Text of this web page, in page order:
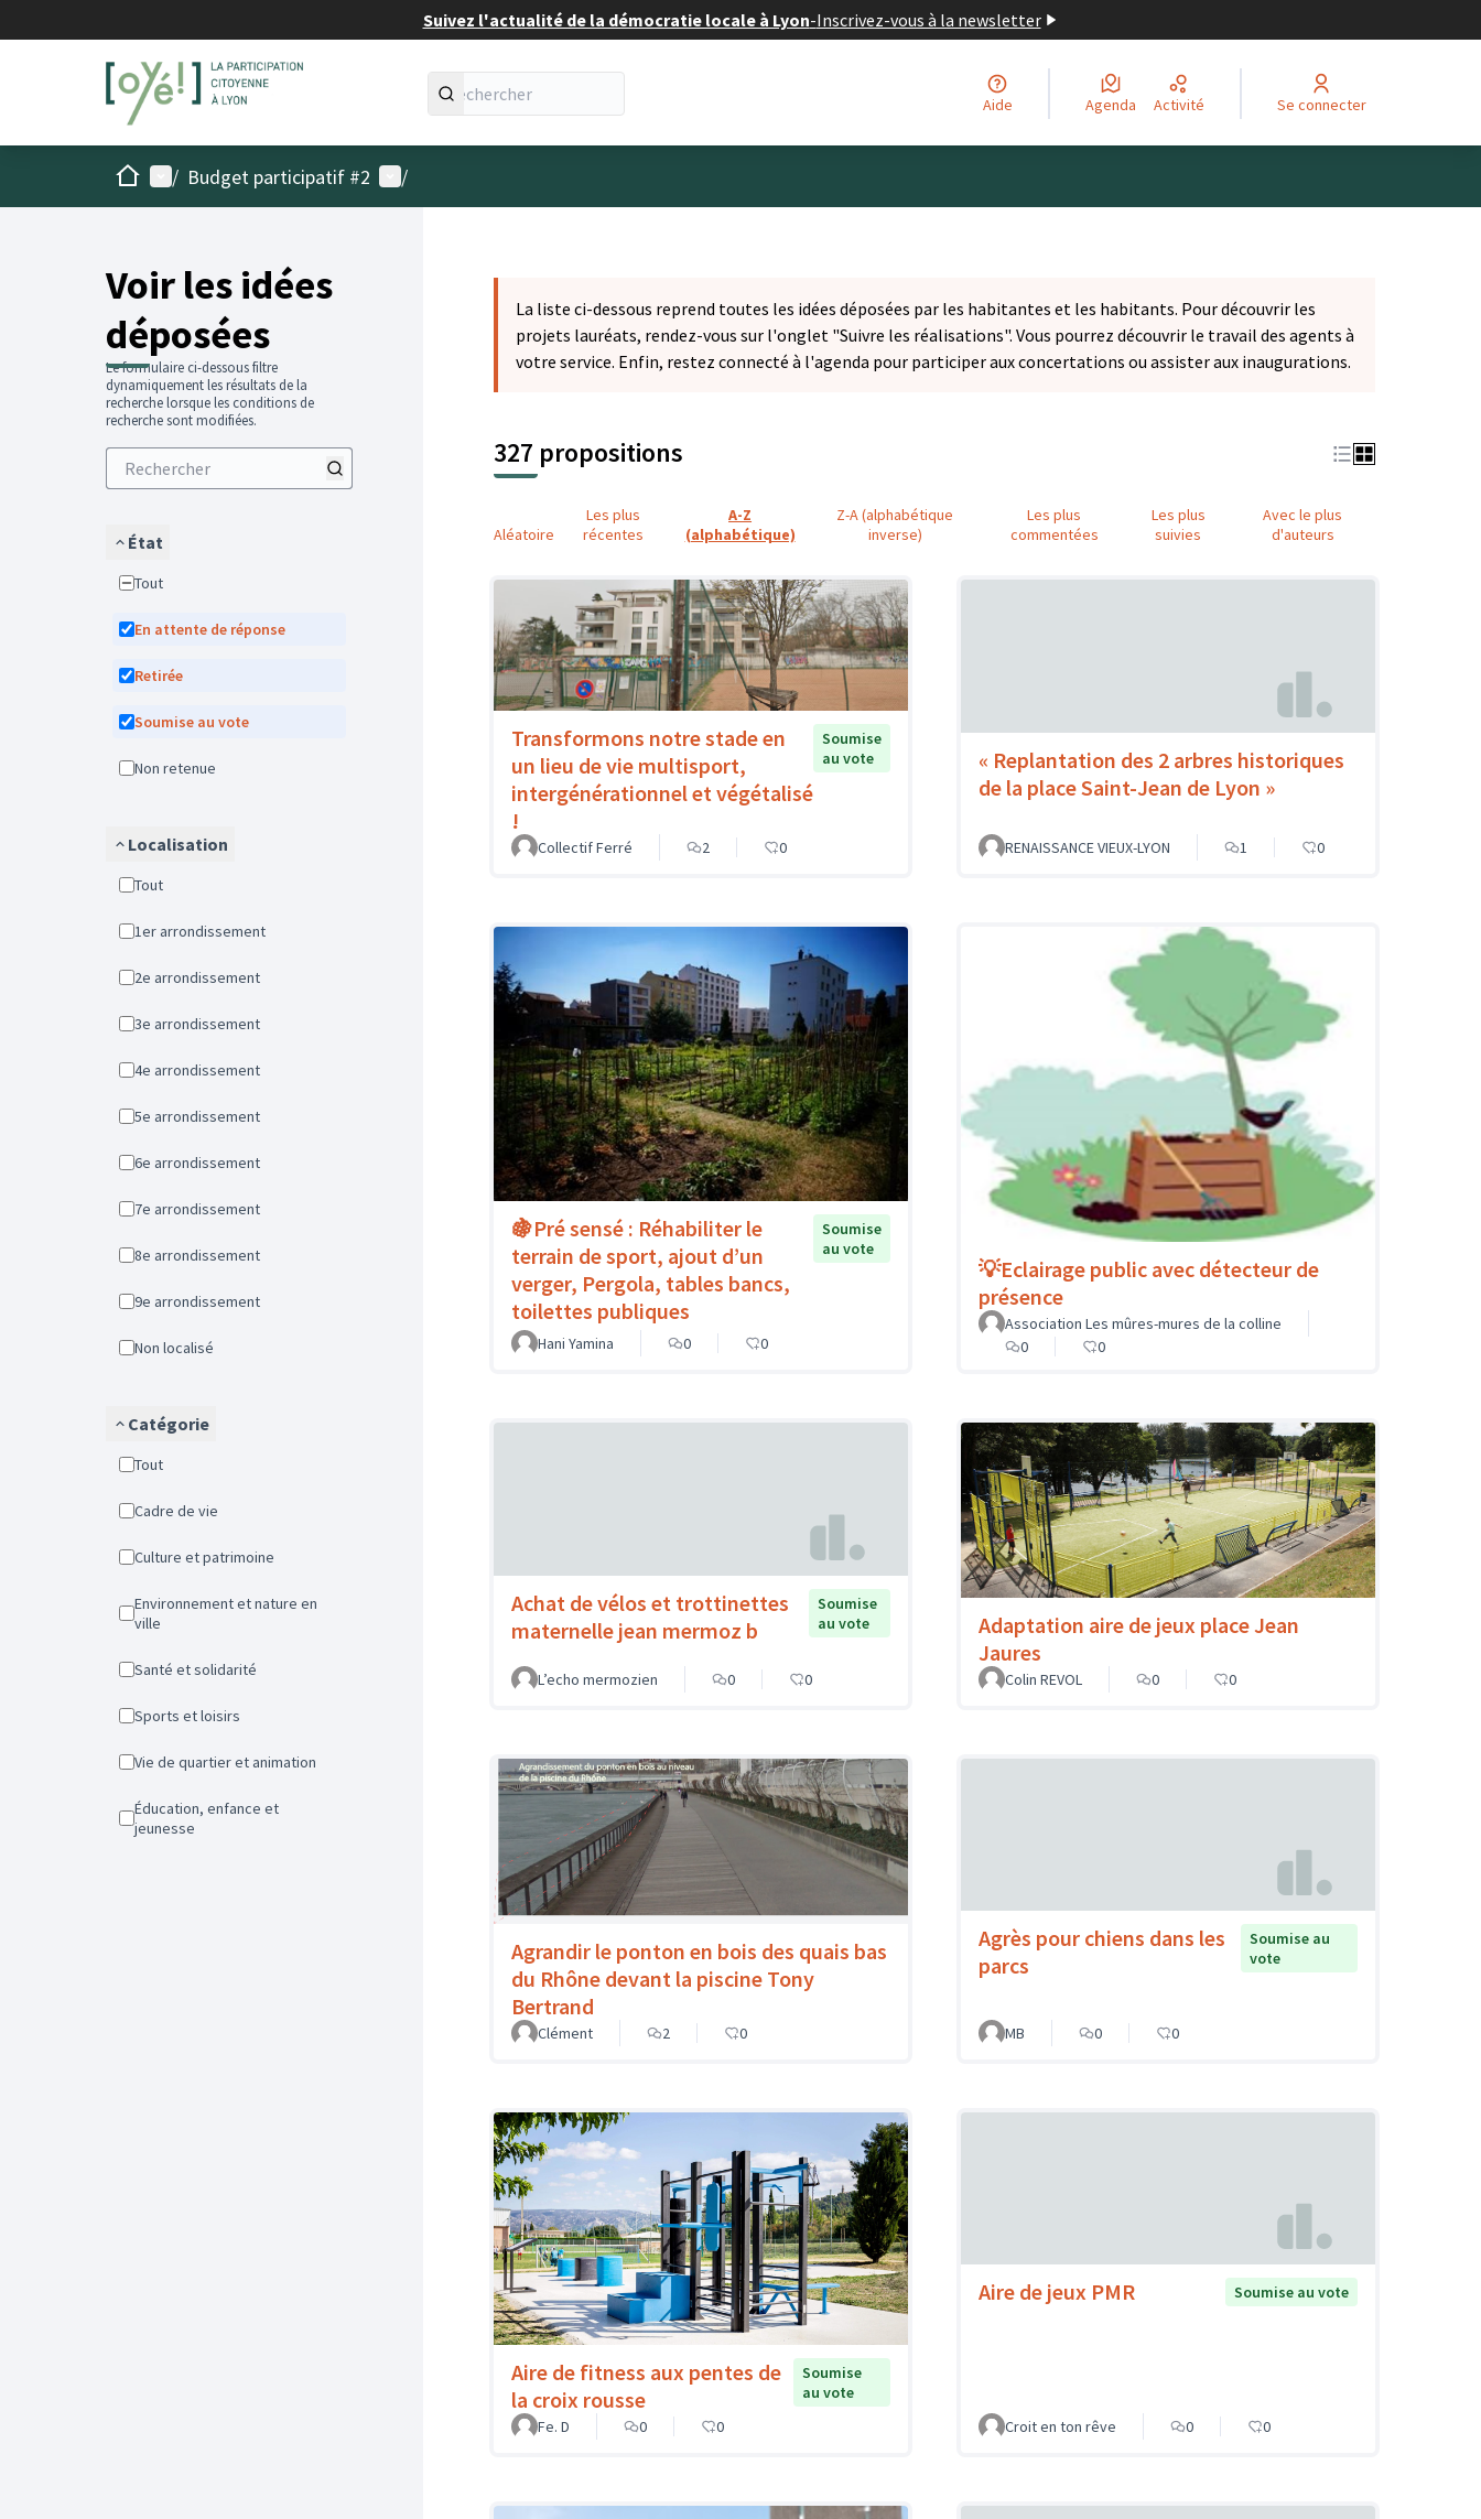
Suivez l'actualité de la démocratie locale à Lyon-Inscrivez-vous à la newsletter
Aide Agenda Activité Se connecter
AccueilMenu principal
/ Budget participatif #2 Menu utilisateur
/
Voir les idées
déposées
Le formulaire ci-dessous filtre
dynamiquement les résultats de la
recherche lorsque les conditions de
recherche sont modifiées.
État
Tout
En attente de réponse
Retirée
Soumise au vote
Non retenue
Localisation
Tout
1er arrondissement
2e arrondissement
3e arrondissement
4e arrondissement
5e arrondissement
6e arrondissement
7e arrondissement
8e arrondissement
9e arrondissement
Non localisé
Catégorie
Tout
Cadre de vie
Culture et patrimoine
Environnement et nature en
ville
Santé et solidarité
Sports et loisirs
Vie de quartier et animation
Éducation, enfance et
jeunesse
La liste ci-dessous reprend toutes les idées déposées par les habitantes et les habitants. Pour découvrir les
projets lauréats, rendez-vous sur l'onglet "Suivre les réalisations". Vous pourrez découvrir le travail des agents à
votre service. Enfin, restez connecté à l'agenda pour participer aux concertations ou assister aux inaugurations.
327 propositions
Aléatoire
Les plus
récentes
A-Z
(alphabétique)
Z-A (alphabétique
inverse)
Les plus
commentées
Les plus
suivies
Avec le plus
d'auteurs
Transformons notre stade en
un lieu de vie multisport,
intergénérationnel et végétalisé
!
Soumise
au vote
Collectif Ferré 2 0
« Replantation des 2 arbres historiques
de la place Saint-Jean de Lyon »
RENAISSANCE VIEUX-LYON 1 0
🍇Pré sensé : Réhabiliter le
terrain de sport, ajout d’un
verger, Pergola, tables bancs,
toilettes publiques
Soumise
au vote
Hani Yamina 0 0
💡Eclairage public avec détecteur de
présence
Association Les mûres-mures de la colline
0
0
Achat de vélos et trottinettes
maternelle jean mermoz b
Soumise
au vote
L’echo mermozien 0 0
Adaptation aire de jeux place Jean
Jaures
Colin REVOL 0 0
Agrandir le ponton en bois des quais bas
du Rhône devant la piscine Tony
Bertrand
Clément 2 0
Agrès pour chiens dans les
parcs
Soumise au
vote
MB 0 0
Aire de fitness aux pentes de
la croix rousse
Soumise
au vote
Fe. D
0 0
Aire de jeux PMR Soumise au vote
Croit en ton rêve 0 0